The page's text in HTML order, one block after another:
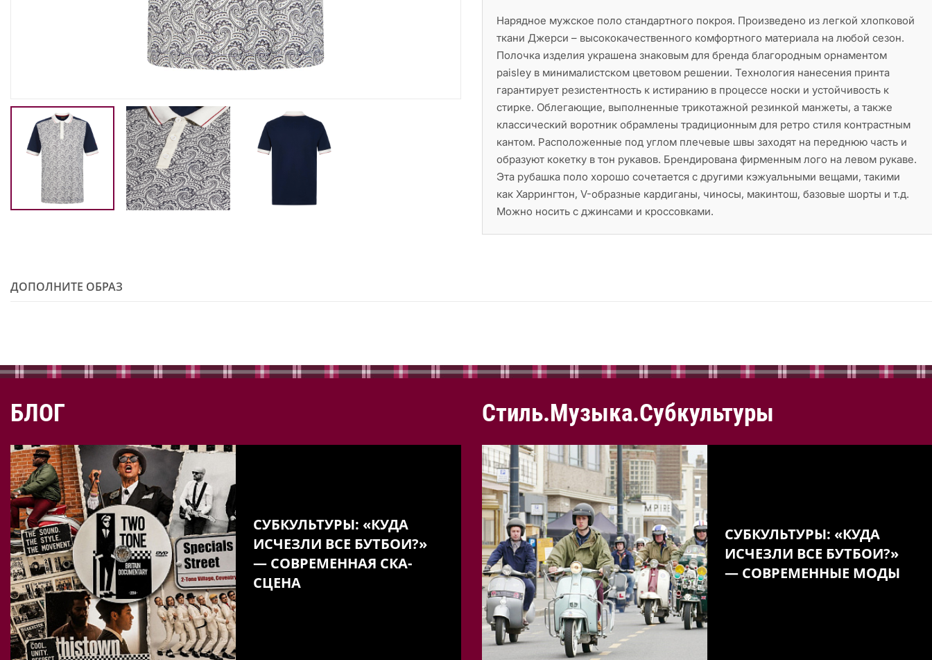
Нарядное мужское поло стандартного покроя. Произведено из легкой хлопковой
ткани Джерси – высококачественного комфортного материала на любой сезон.
Полочка изделия украшена знаковым для бренда благородным орнаментом
paisley в минималистском цветовом решении. Технология нанесения принта
гарантирует резистентность к истиранию в процессе носки и устойчивость к
стирке. Облегающие, выполненные трикотажной резинкой манжеты, а также
классический воротник обрамлены традиционным для ретро стиля контрастным
кантом. Расположенные под углом плечевые швы заходят на переднюю часть и
образуют кокетку в тон рукавов. Брендирована фирменным лого на левом рукаве.
Эта рубашка поло хорошо сочетается с другими кэжуальными вещами, такими
как Харрингтон, V-образные кардиганы, чиносы, макинтош, базовые шорты и т.д.
Можно носить с джинсами и кроссовками.
ДОПОЛНИТЕ ОБРАЗ
БЛОГ
СУБКУЛЬТУРЫ: «КУДА
ИСЧЕЗЛИ ВСЕ БУТБОИ?»
— СОВРЕМЕННАЯ СКА-
СЦЕНА
Стиль.Музыка.Субкультуры
СУБКУЛЬТУРЫ: «КУДА
ИСЧЕЗЛИ ВСЕ БУТБОИ?»
— СОВРЕМЕННЫЕ МОДЫ